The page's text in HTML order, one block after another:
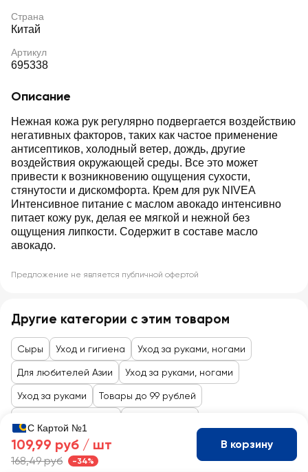
Страна
Китай
Артикул
695338
Описание
Нежная кожа рук регулярно подвергается воздействию
негативных факторов, таких как частое применение
антисептиков, холодный ветер, дождь, другие
воздействия окружающей среды. Все это может
привести к возникновению ощущения сухости,
стянутости и дискомфорта. Крем для рук NIVEA
Интенсивное питание с маслом авокадо интенсивно
питает кожу рук, делая ее мягкой и нежной без
ощущения липкости. Содержит в составе масло
авокадо.
Предложение не является публичной офертой
Другие категории с этим товаром
Сыры Уход и гигиена Уход за руками, ногами
Для любителей Азии Уход за руками, ногами
Уход за руками Товары до 99 рублей
С Картой №1
109,99 руб / шт
168,49 руб -34%
В корзину